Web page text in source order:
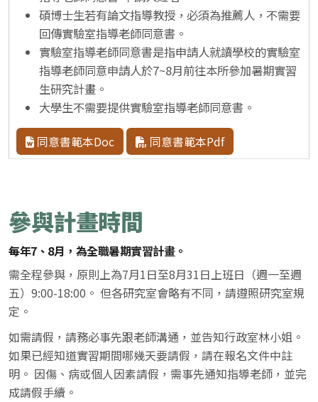
碩博士生若有論文指導教授，必須為推薦人，不需要
回傳實驗室指導老師同意書。
實驗室指導老師同意書是指申請人就讀學校的實驗室
指導老師同意申請人於7~8月前往本所參加暑期實習
生研究計畫。
大學生不需要提供實驗室指導老師同意書。
同意書範本Doc
同意書範本Pdf
參與計畫時間
每年7、8月，為全職暑期實習計畫。
需全程參與，原則上為7月1日至8月31日上班日（週一至週
五）9:00-18:00。 但各研究室會略有不同，請遵照研究室規
定。
如需請假，請務必事先跟老師溝通，並告知行政室林小姐。
如果已經知道實習期間哪幾天要請假，請在報名文件中註
明。 因傷、病或個人因素請假，需事先通知指導老師，並完
成請假手續。